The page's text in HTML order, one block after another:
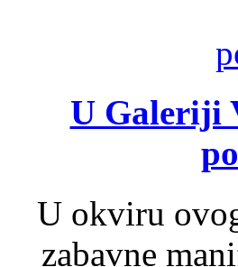
U Galeriji
U okviru
zabavne